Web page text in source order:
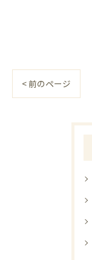
< 前のページ